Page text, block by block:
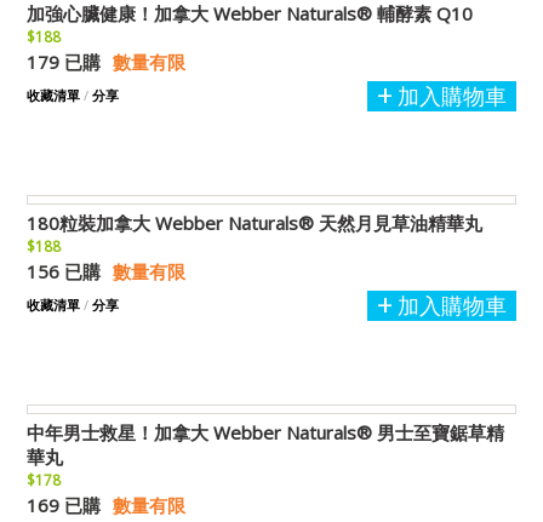
加強心臟健康！加拿大 Webber Naturals® 輔酵素 Q10
$188
179 已購 數量有限
加入購物車
收藏清單 / 分享
180粒裝加拿大 Webber Naturals® 天然月見草油精華丸
$188
156 已購 數量有限
加入購物車
收藏清單 / 分享
中年男士救星！加拿大 Webber Naturals® 男士至寶鋸草精
華丸
$178
169 已購 數量有限